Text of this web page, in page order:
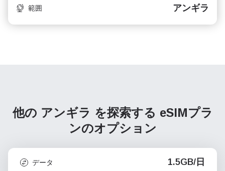
範囲 アンギラ
他の アンギラ を探索する eSIMプラ
ンのオプション
データ 1.5GB/日